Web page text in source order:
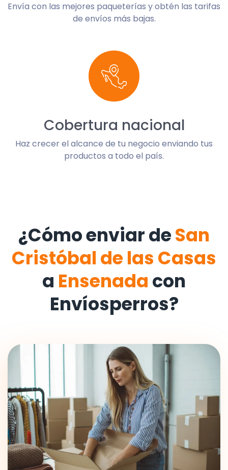
Envía con las mejores paqueterías y obtén las tarifas
de envíos más bajas.
Cobertura nacional
Haz crecer el alcance de tu negocio enviando tus
productos a todo el país.
¿Cómo enviar deSan
Cristóbal de las Casas
a Ensenada con
Envíosperros?